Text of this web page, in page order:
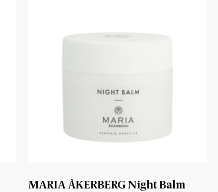
MARIA ÅKERBERG Night Balm